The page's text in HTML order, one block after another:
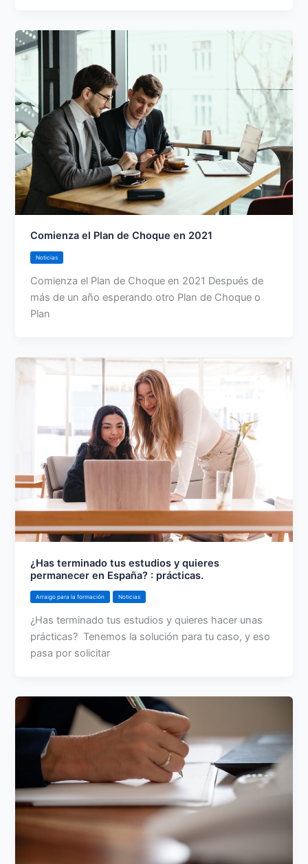
Comienza el Plan de Choque en 2021
Noticias
Comienza el Plan de Choque en 2021 Después de
más de un año esperando otro Plan de Choque o
Plan
¿Has terminado tus estudios y quieres
permanecer en España? : prácticas.
Arraigo para la formación Noticias
¿Has terminado tus estudios y quieres hacer unas
prácticas? Tenemos la solución para tu caso, y eso
pasa por solicitar